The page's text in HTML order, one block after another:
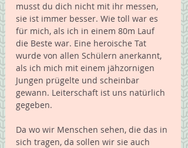
musst du dich nicht mit ihr messen,
sie ist immer besser. Wie toll war es
für mich, als ich in einem 80m Lauf
die Beste war. Eine heroische Tat
wurde von allen Schülern anerkannt,
als ich mich mit einem jähzornigen
Jungen prügelte und scheinbar
gewann. Leiterschaft ist uns natürlich
gegeben.
Da wo wir Menschen sehen, die das in
sich tragen, da sollen wir sie auch